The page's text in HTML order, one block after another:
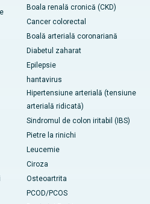
Boala renală cronică (CKD)
Cancer colorectal
Boală arterială coronariană
Diabetul zaharat
Epilepsie
hantavirus
Hipertensiune arterială (tensiune
arterială ridicată)
Sindromul de colon iritabil (IBS)
Pietre la rinichi
Leucemie
Ciroza
Osteoartrita
PCOD/PCOS